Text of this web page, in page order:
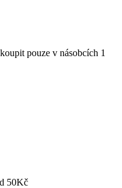
pouze v násobcích 1
50Kč